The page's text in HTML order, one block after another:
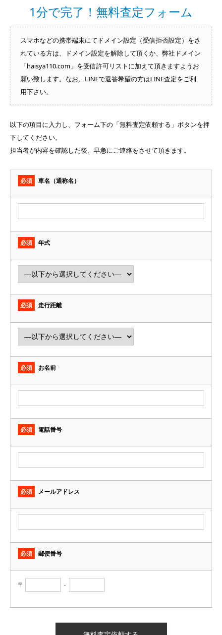
1分で完了！無料査定フォーム
スマホなどの携帯端末にてドメイン設定（受信拒否設定）をさ
れている方は、ドメイン設定を解除して頂くか、弊社ドメイン
「haisya110.com」を受信許可リストに加えて頂きますようお
願い致します。なお、LINEで返答希望の方はLINE査定をご利
用下さい。
以下の項目に入力し、フォーム下の「無料査定依頼する」ボタンを押
下してください。
担当者が内容を確認した後、早急にご連絡をさせて頂きます。
必須 車名（通称名）
必須 年式
必須 走行距離
必須 お名前
必須 電話番号
必須 メールアドレス
必須 郵便番号
〒 -